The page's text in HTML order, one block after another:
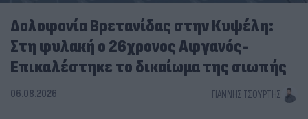
Δολοφονία Βρετανίδας στην Κυψέλη:
Στη φυλακή ο 26χρονος Αφγανός-
Επικαλέστηκε το δικαίωμα της σιωπής
06.08.2026 ΓΙΆΝΝΗΣ ΤΣΟΎΡΤΗΣ